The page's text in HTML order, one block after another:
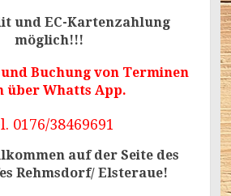
und EC-Kartenzahlung
möglich!!!
Buchung von Terminen
über Whatts App.
0176/38469691
auf der Seite des
Rehmsdorf/ Elsteraue!